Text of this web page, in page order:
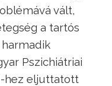
vált,
a tartós
Pszichiátriai
hez eljuttatott